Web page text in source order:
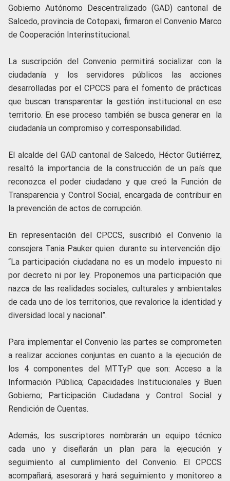
Gobierno Autónomo Descentralizado (GAD) cantonal de
Salcedo, provincia de Cotopaxi, firmaron el Convenio Marco
de Cooperación Interinstitucional.
La suscripción del Convenio permitirá socializar con la
ciudadanía y los servidores públicos las acciones
desarrolladas por el CPCCS para el fomento de prácticas
que buscan transparentar la gestión institucional en ese
territorio. En ese proceso también se busca generar en la
ciudadanía un compromiso y corresponsabilidad.
El alcalde del GAD cantonal de Salcedo, Héctor Gutiérrez,
resaltó la importancia de la construcción de un país que
reconozca el poder ciudadano y que creó la Función de
Transparencia y Control Social, encargada de contribuir en
la prevención de actos de corrupción.
En representación del CPCCS, suscribió el Convenio la
consejera Tania Pauker quien durante su intervención dijo:
“La participación ciudadana no es un modelo impuesto ni
por decreto ni por ley. Proponemos una participación que
nazca de las realidades sociales, culturales y ambientales
de cada uno de los territorios, que revalorice la identidad y
diversidad local y nacional”.
Para implementar el Convenio las partes se comprometen
a realizar acciones conjuntas en cuanto a la ejecución de
los 4 componentes del MTTyP que son: Acceso a la
Información Pública; Capacidades Institucionales y Buen
Gobierno; Participación Ciudadana y Control Social y
Rendición de Cuentas.
Además, los suscriptores nombrarán un equipo técnico
cada uno y diseñarán un plan para la ejecución y
seguimiento al cumplimiento del Convenio. El CPCCS
acompañará, asesorará y hará seguimiento y monitoreo a